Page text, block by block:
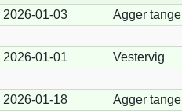
2026-01-03
Agger tange
2026-01-01
Vestervig
2026-01-18
Agger tange